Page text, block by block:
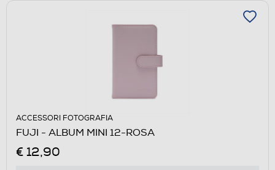
ACCESSORI FOTOGRAFIA
FUJI - ALBUM MINI 12-ROSA
€ 12,90